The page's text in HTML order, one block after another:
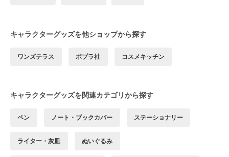
キャラクターグッズを他ショップから探す
ワンズテラス ポプラ社 コスメキッチン
キャラクターグッズを関連カテゴリから探す
ペン ノート・ブックカバー ステーショナリー
ライター・灰皿 ぬいぐるみ